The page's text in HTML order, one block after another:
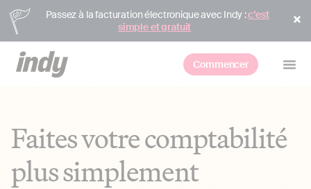
Passez à la facturation électronique avec Indy :c’est
simple et gratuit
Commencer
Faites votre comptabilité
plus simplement